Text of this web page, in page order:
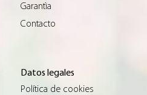
Garantìa
Contacto
Datos legales
Política de cookies